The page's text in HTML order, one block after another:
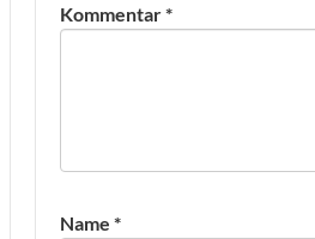
Kommentar*
Name *